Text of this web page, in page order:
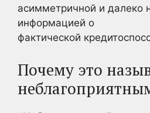
асимметричной и далеко
информацией о
фактической
Почему это